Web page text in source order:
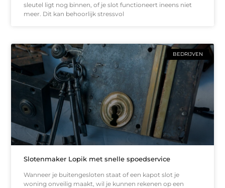
sleutel ligt nog binnen, of je slot functioneert ineens niet
meer. Dit kan behoorlijk stressvol
BEDRIJVEN
Slotenmaker Lopik met snelle spoedservice
Wanneer je buitengesloten staat of een kapot slot je
woning onveilig maakt, wil je kunnen rekenen op een